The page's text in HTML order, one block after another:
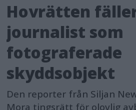
Hovrätten
journalist som
fotograferade
skyddsobjekt
Den reporter från Siljan
Mora tingsrätt för olovlig